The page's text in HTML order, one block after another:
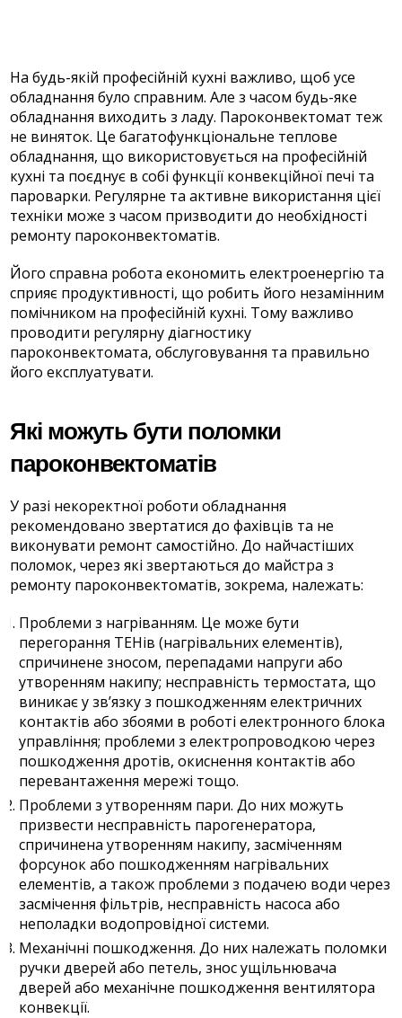
На будь-якій професійній кухні важливо, щоб усе
обладнання було справним. Але з часом будь-яке
обладнання виходить з ладу. Пароконвектомат теж
не виняток. Це багатофункціональне теплове
обладнання, що використовується на професійній
кухні та поєднує в собі функції конвекційної печі та
пароварки. Регулярне та активне використання цієї
техніки може з часом призводити до необхідності
ремонту пароконвектоматів.
Його справна робота економить електроенергію та
сприяє продуктивності, що робить його незамінним
помічником на професійній кухні. Тому важливо
проводити регулярну діагностику
пароконвектомата, обслуговування та правильно
його експлуатувати.
Які можуть бути поломки
пароконвектоматів
У разі некоректної роботи обладнання
рекомендовано звертатися до фахівців та не
виконувати ремонт самостійно. До найчастіших
поломок, через які звертаються до майстра з
ремонту пароконвектоматів, зокрема, належать:
Проблеми з нагріванням. Це може бути
перегорання ТЕНів (нагрівальних елементів),
спричинене зносом, перепадами напруги або
утворенням накипу; несправність термостата, що
виникає у зв’язку з пошкодженням електричних
контактів або збоями в роботі електронного блока
управління; проблеми з електропроводкою через
пошкодження дротів, окиснення контактів або
перевантаження мережі тощо.
Проблеми з утворенням пари. До них можуть
призвести несправність парогенератора,
спричинена утворенням накипу, засміченням
форсунок або пошкодженням нагрівальних
елементів, а також проблеми з подачею води через
засмічення фільтрів, несправність насоса або
неполадки водопровідної системи.
Механічні пошкодження. До них належать поломки
ручки дверей або петель, знос ущільнювача
дверей або механічне пошкодження вентилятора
конвекції.